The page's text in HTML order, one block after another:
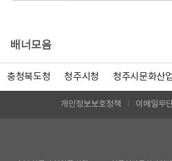
배너모음
충청북도청 청주시청 청주시문화산
개인정보보호정책 이메일무